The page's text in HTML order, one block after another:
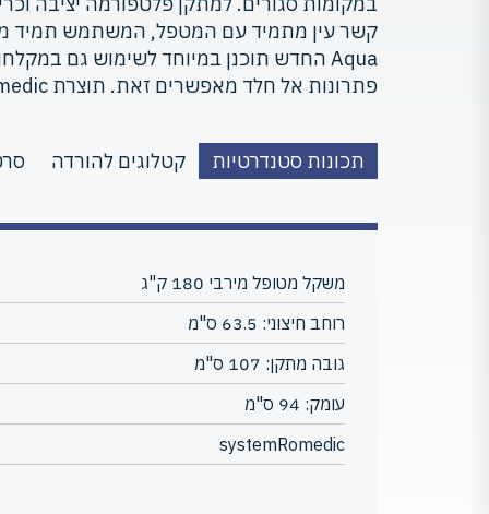
פתרונות אל חלד מאפשרים זאת. תוצרת systemRomedic.
תכונות סטנדרטיות קטלוגים להורדה
משקל מטופל מירבי 180 ק"ג
רוחב חיצוני: 63.5 ס"מ
גובה מתקן: 107 ס"מ
עומק: 94 ס"מ
systemRomedic